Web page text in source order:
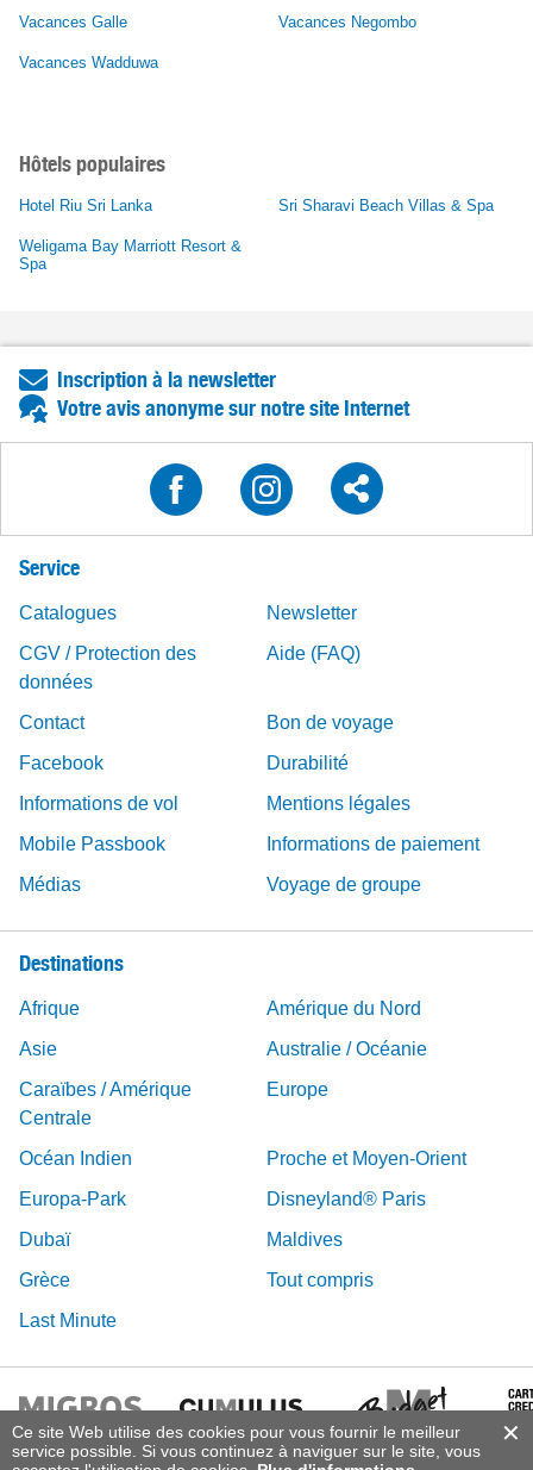
Ce site Web utilise des cookies pour vous fournir le meilleur
service possible. Si vous continuez à naviguer sur le site, vous
Vacances Galle Vacances Negombo
Vacances Wadduwa
Hôtels populaires
Hotel Riu Sri Lanka Sri Sharavi Beach Villas & Spa
Weligama Bay Marriott Resort &
Spa
Inscription à la newsletter
Votre avis anonyme sur notre site Internet
Service
Catalogues
Newsletter
CGV / Protection des
données
Aide (FAQ)
Contact
Bon de voyage
Facebook
Durabilité
Informations de vol
Mentions légales
Mobile Passbook
Informations de paiement
Médias
Voyage de groupe
Destinations
Afrique
Amérique du Nord
Asie
Australie / Océanie
Caraïbes / Amérique
Centrale
Europe
Océan Indien
Proche et Moyen-Orient
Europa-Park
Disneyland® Paris
Dubaï
Maldives
Grèce
Tout compris
Last Minute